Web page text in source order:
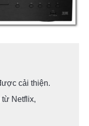
cải thiện.
từ Netflix,